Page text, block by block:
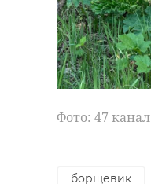
Фото: 47 канал
борщевик